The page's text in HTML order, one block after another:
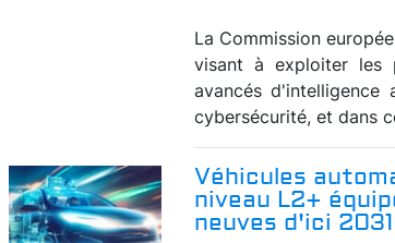
La Commission
visant à exploiter les
avancés
cybersécurité, et dans
Véhicules
niveau L2+
neuves d'ici 2031